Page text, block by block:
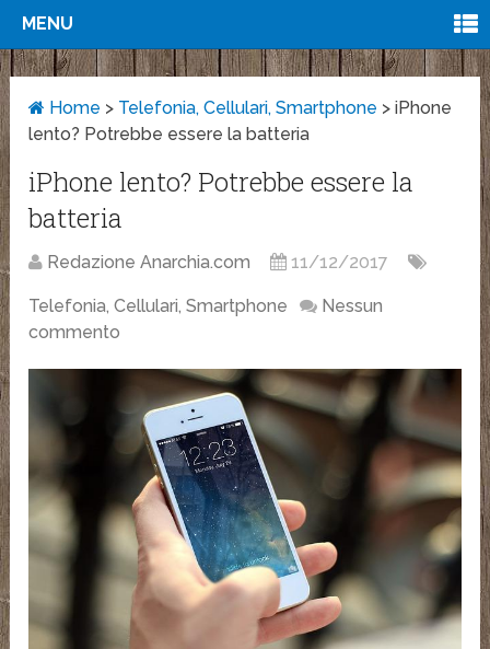
MENU
Home > Telefonia, Cellulari, Smartphone >iPhone
lento? Potrebbe essere la batteria
iPhone lento? Potrebbe essere la
batteria
Redazione Anarchia.com 11/12/2017
Telefonia, Cellulari, Smartphone
Nessun
commento